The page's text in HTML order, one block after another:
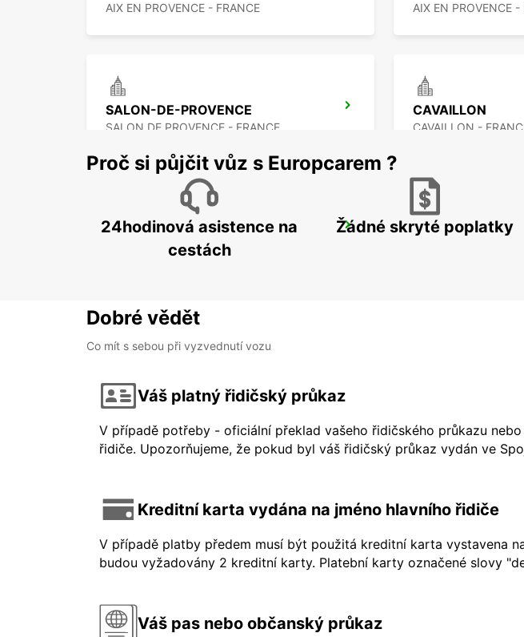
AIX EN PROVENCE - FRANCE AIX EN PROVENCE -
SALON-DE-PROVENCE
SALON DE PROVENCE - FRANCE
CAVAILLON
CAVAILLON -
MARSEILLE LETIŠTE
MARIGNANE - FRANCE
DRAGUIGNAN
Proč si půjčit vůz s Europcarem ?
24hodinová asistence na
cestách
Žádné skryté poplatky
Dobré vědět
Co mít s sebou při vyzvednutí vozu
Váš platný řidičský průkaz
V případě potřeby - oficiální překlad vašeho řidičského průkazu
řidiče. Upozorňujeme, že pokud byl váš řidičský průkaz vydán ve
Kreditní karta vydána na jméno hlavního řidiče
V případě platby předem musí být použitá kreditní karta vystavena
budou vyžadovány 2 kreditní karty. Platební karty označené slovy
Váš pas nebo občanský průkaz